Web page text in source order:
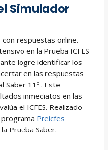
Simulador
con respuestas online.
en la Prueba ICFES
logre identificar los
en las respuestas
Saber 11º . Este
inmediatos en las
el ICFES. Realizado
Preicfes
Prueba Saber.